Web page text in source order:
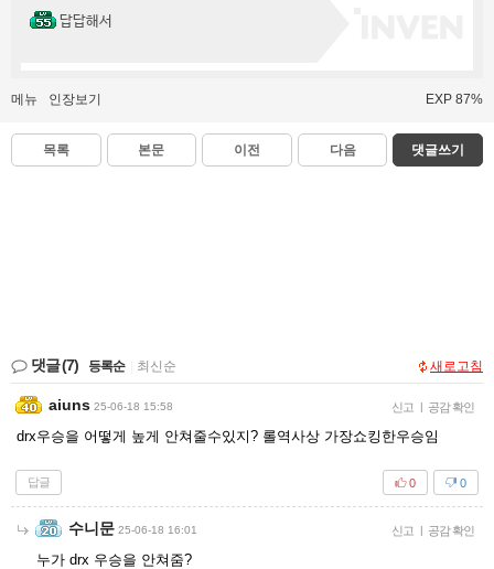
답답해서
메뉴 인장보기 EXP 87%
목록 본문 이전 다음 댓글쓰기
댓글(7) 등록순 최신순 새로고침
aiuns 25-06-18 15:58 신고 | 공감 확인
drx우승을 어떻게 높게 안쳐줄수있지? 롤역사상 가장쇼킹한우승임
답글 0
0
수니문 25-06-18 16:01 신고 | 공감 확인
누가 drx 우승을 안쳐줌?